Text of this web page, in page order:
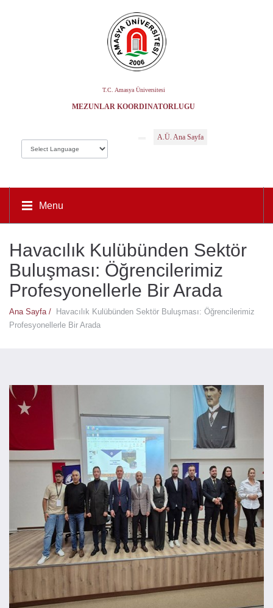
T.C. Amasya Üniversitesi
MEZUNLAR KOORDINATÖRLÜĞÜ
A.Ü. Ana Sayfa
Menu
Havacılık Kulübünden Sektör
Buluşması: Öğrencilerimiz
Profesyonellerle Bir Arada
Ana Sayfa /
Havacılık Kulübünden Sektör Buluşması: Öğrencilerimiz
Profesyonellerle Bir Arada